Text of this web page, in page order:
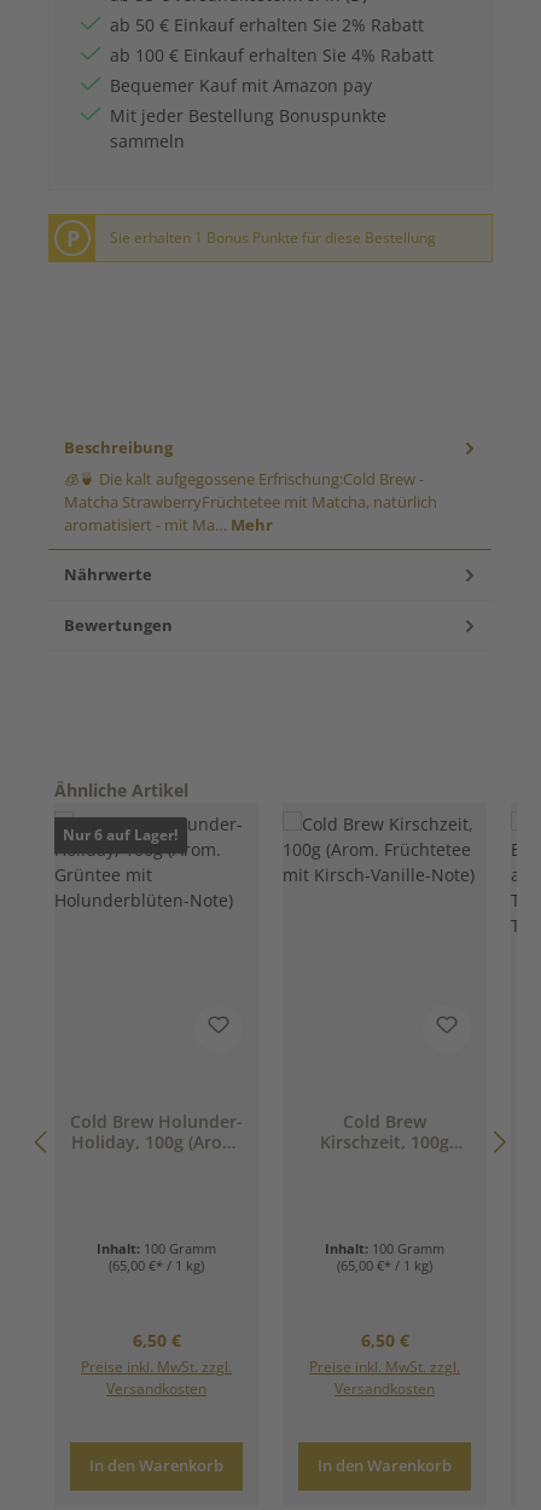
ab 50 € Einkauf erhalten Sie 2% Rabatt
ab 100 € Einkauf erhalten Sie 4% Rabatt
Bequemer Kauf mit Amazon pay
Mit jeder Bestellung Bonuspunkte
sammeln
P Sie erhalten 1 Bonus Punkte für diese Bestellung
Beschreibung
🧊🍵 Die kalt aufgegossene Erfrischung:Cold Brew -
Matcha StrawberryFrüchtetee mit Matcha, natürlich
aromatisiert - mit Ma… Mehr
Nährwerte
Bewertungen
Produktgalerie überspringen
Ähnliche Artikel
Nur 6 auf Lager!
Cold Brew Holunder-
Holiday, 100g (Arom.
Inhalt: 100 Gramm
(65,00 €* / 1 kg)
Regulärer Preis:
6,50 €
Preise inkl. MwSt. zzgl.
Versandkosten
In den Warenkorb
Cold Brew
Kirschzeit, 100g
Inhalt: 100 Gramm
(65,00 €* / 1 kg)
Regulärer Preis:
6,50 €
Preise inkl. MwSt. zzgl.
Versandkosten
In den Warenkorb